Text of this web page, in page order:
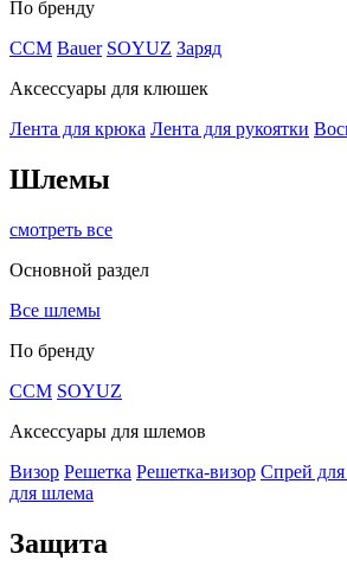
По бренду
CCM Bauer SOYUZ Заряд
Аксессуары для клюшек
Лента для крюка Лента для рукоятки
Шлемы
смотреть все
Основной раздел
Все шлемы
По бренду
CCM SOYUZ
Аксессуары для шлемов
Визор Решетка Решетка-визор Спрей для
для шлема
Защита